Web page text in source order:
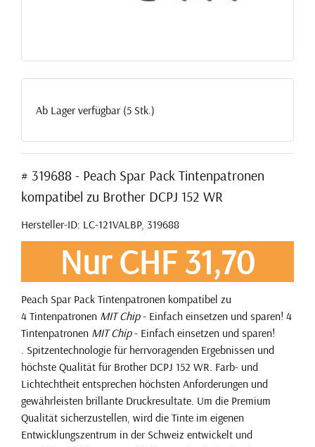
Ab Lager verfügbar (5 Stk.)
# 319688 - Peach Spar Pack Tintenpatronen
kompatibel zu Brother DCPJ 152 WR
Hersteller-ID: LC-121VALBP, 319688
Nur CHF 31,70
Peach Spar Pack Tintenpatronen kompatibel zu
4 Tintenpatronen MIT Chip- Einfach einsetzen und sparen! 4
Tintenpatronen MIT Chip- Einfach einsetzen und sparen!
. Spitzentechnologie für herrvoragenden Ergebnissen und
höchste Qualität für Brother DCPJ 152 WR. Farb- und
Lichtechtheit entsprechen höchsten Anforderungen und
gewährleisten brillante Druckresultate. Um die Premium
Qualität sicherzustellen, wird die Tinte im eigenen
Entwicklungszentrum in der Schweiz entwickelt und